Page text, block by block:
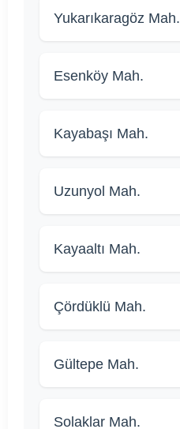
Yukarıkaragöz Mah.
Esenköy Mah.
Kayabaşı Mah.
Uzunyol Mah.
Kayaaltı Mah.
Çördüklü Mah.
Gültepe Mah.
Solaklar Mah.